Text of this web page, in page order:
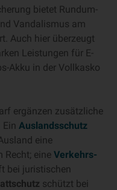
bietet Rundum-
Vandalismus am
Auch hier überzeugt
Leistungen für E-
Akku in der Vollkasko
ergänzen zusätzliche
Auslandsschutz
eine
Recht; eine Verkehrs-
bei juristischen
schützt bei